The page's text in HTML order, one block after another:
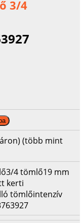
3/4
(több mint
3/4 tömlő19 mm
kerti
tömlőintenzív